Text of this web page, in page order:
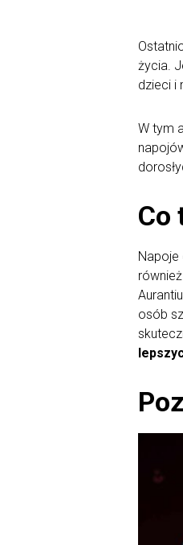
życia.
dzieci i
W tym
Co
Napoje
osób